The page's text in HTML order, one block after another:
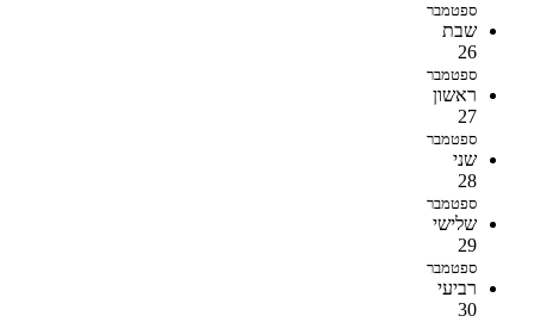
ספטמבר
שבת
26
ספטמבר
ראשון
27
ספטמבר
שני
28
ספטמבר
שלישי
29
ספטמבר
רביעי
30